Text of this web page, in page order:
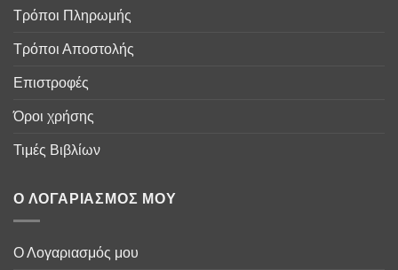
Τρόποι Πληρωμής
Τρόποι Αποστολής
Επιστροφές
Όροι χρήσης
Τιμές Βιβλίων
Ο ΛΟΓΑΡΙΑΣΜΌΣ ΜΟΥ
Ο Λογαριασμός μου